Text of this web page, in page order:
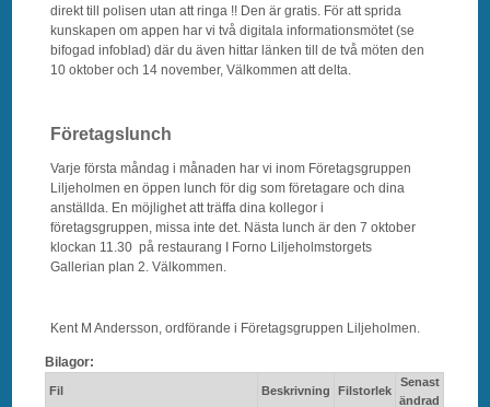
direkt till polisen utan att ringa !! Den är gratis. För att sprida
kunskapen om appen har vi två digitala informationsmötet (se
bifogad infoblad) där du även hittar länken till de två möten den
10 oktober och 14 november, Välkommen att delta.
Företagslunch
Varje första måndag i månaden har vi inom Företagsgruppen
Liljeholmen en öppen lunch för dig som företagare och dina
anställda. En möjlighet att träffa dina kollegor i
företagsgruppen, missa inte det. Nästa lunch är den 7 oktober
klockan 11.30 på restaurang I Forno Liljeholmstorgets
Gallerian plan 2. Välkommen.
Kent M Andersson, ordförande i Företagsgruppen Liljeholmen.
Bilagor:
Fil Beskrivning Filstorlek
Senast
ändrad